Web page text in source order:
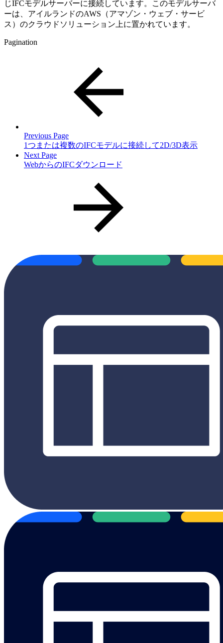
じIFCモデルサーバーに接続しています。このモデルサーバ
ーは、アイルランドのAWS（アマゾン・ウェブ・サービ
ス）のクラウドソリューション上に置かれています。
Pagination
Previous Page
1つまたは複数のIFCモデルに接続して2D/3D表示
Next Page
WebからのIFCダウンロード